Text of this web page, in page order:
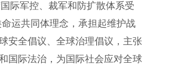
际军控、裁军和防扩散体系受
运共同体理念，承担起维护战
安全倡议、全球治理倡议，主张
国际法治，为国际社会应对全球